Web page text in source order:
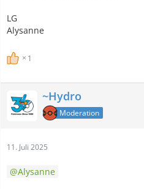
LG
Alysanne
1
~Hydro
Moderation
11. Juli 2025
Alysanne